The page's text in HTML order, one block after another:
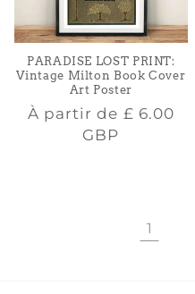
PARADISE LOST PRINT:
Vintage Milton Book Cover
Art Poster
Prix
habituel
À partir de £ 6.00
GBP
1